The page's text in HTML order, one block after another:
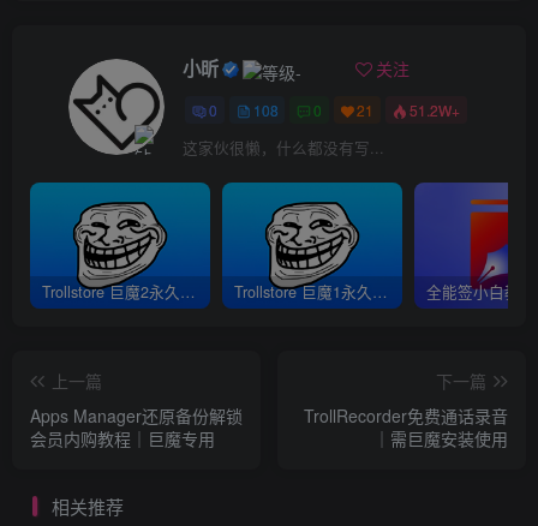
小昕 关注
0 108 0 21 51.2W+
这家伙很懒，什么都没有写...
Trollstore 巨魔2永久签安装教程｜支持A8-A17 M1M2 iOS15.5-16.6.1 Trollstore 巨魔1永久签安装教程｜A8-A15 iOS14.0-15.4.1
上一篇
Apps Manager还原备份解锁
会员内购教程｜巨魔专用
下一篇
TrollRecorder免费通话录音
｜需巨魔安装使用
相关推荐